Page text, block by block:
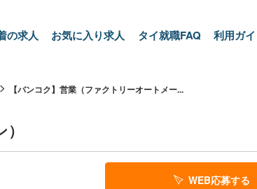
の求人 お気に入り求人 タイ就職FAQ 利用ガ
【バンコク】営業（ファクトリーオートメー...
WEB応募する